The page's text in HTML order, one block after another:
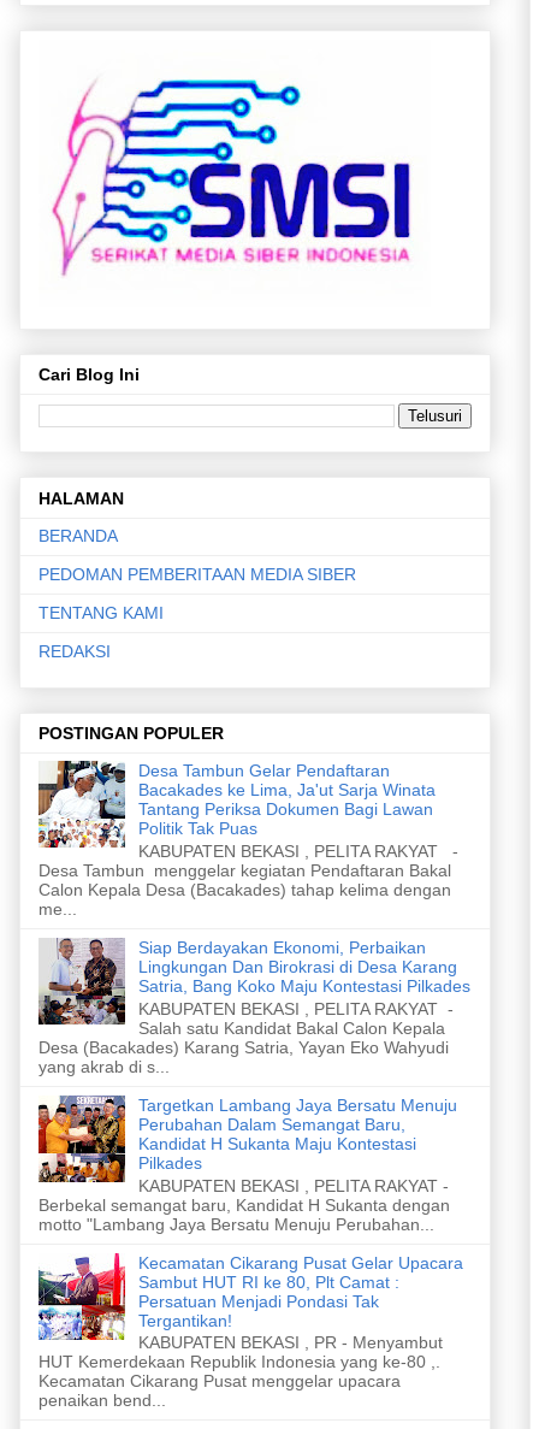
Cari Blog Ini
HALAMAN
BERANDA
PEDOMAN PEMBERITAAN MEDIA SIBER
TENTANG KAMI
REDAKSI
POSTINGAN POPULER
Desa Tambun Gelar Pendaftaran
Bacakades ke Lima, Ja'ut Sarja Winata
Tantang Periksa Dokumen Bagi Lawan
Politik Tak Puas
KABUPATEN BEKASI , PELITA RAKYAT -
Desa Tambun menggelar kegiatan Pendaftaran Bakal
Calon Kepala Desa (Bacakades) tahap kelima dengan
me...
Siap Berdayakan Ekonomi, Perbaikan
Lingkungan Dan Birokrasi di Desa Karang
Satria, Bang Koko Maju Kontestasi Pilkades
KABUPATEN BEKASI , PELITA RAKYAT -
Salah satu Kandidat Bakal Calon Kepala
Desa (Bacakades) Karang Satria, Yayan Eko Wahyudi
yang akrab di s...
Targetkan Lambang Jaya Bersatu Menuju
Perubahan Dalam Semangat Baru,
Kandidat H Sukanta Maju Kontestasi
Pilkades
KABUPATEN BEKASI , PELITA RAKYAT -
Berbekal semangat baru, Kandidat H Sukanta dengan
motto "Lambang Jaya Bersatu Menuju Perubahan...
Kecamatan Cikarang Pusat Gelar Upacara
Sambut HUT RI ke 80, Plt Camat :
Persatuan Menjadi Pondasi Tak
Tergantikan!
KABUPATEN BEKASI , PR - Menyambut
HUT Kemerdekaan Republik Indonesia yang ke-80 ,.
Kecamatan Cikarang Pusat menggelar upacara
penaikan bend...